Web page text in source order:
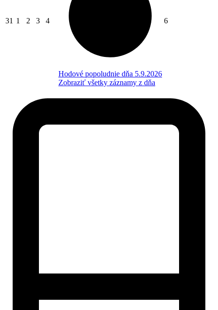
31 1 2 3 4
Hodové popoludnie dňa 5.9.2026
Zobraziť všetky záznamy z dňa
6